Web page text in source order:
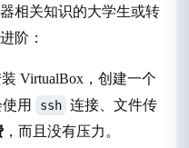
相关知识的大学生或转
阶：
VirtualBox，创建一个
用
ssh 连接、文件传
，而且没有压力。